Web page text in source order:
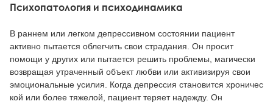
Психопатология и психодинамика
В раннем или легком депрессивном состоянии пациент
активно пытается облегчить свои страдания. Он просит
помощи у других или пытается решить проблемы, магически
возвращая утраченный объект любви или активизируя свои
эмоциональные усилия. Когда депрессия становится хроничес
кой или более тяжелой, пациент теряет надежду. Он